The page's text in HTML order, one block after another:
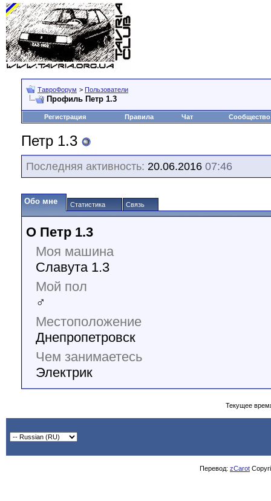
ТавроФорум > Пользователи
Профиль Петр 1.3
Регистрация Правила Чат Сообщество
Петр 1.3
Последняя активность: 20.06.2016 07:46
Обо мне Статистика Связь
О Петр 1.3
Моя машина
Славута 1.3
Мой пол
♂
Местоположение
Днепропетровск
Чем занимаетесь
Электрик
Текущее
Перевод: zCarot